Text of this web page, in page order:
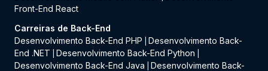
Front-End React
Carreiras de Back-End
Desenvolvimento Back-End PHP
Desenvolvimento Back-
End .NET
Desenvolvimento Back-End Python
Desenvolvimento Back-End Java
Desenvolvimento Back-